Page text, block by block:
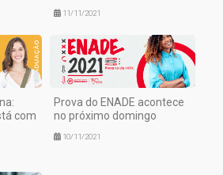
11/11/2021
com
Prova do ENADE acontece
no próximo domingo
10/11/2021